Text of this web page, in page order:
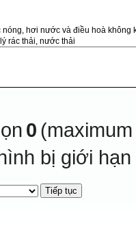
0
bị giới